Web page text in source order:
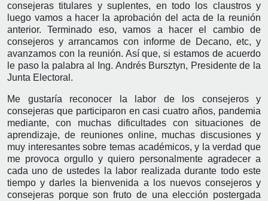
consejeras titulares y suplentes, en todo los claustros y
luego vamos a hacer la aprobación del acta de la reunión
anterior. Terminado eso, vamos a hacer el cambio de
consejeros y arrancamos con informe de Decano, etc, y
avanzamos con la reunión. Así que, si estamos de acuerdo
le paso la palabra al Ing. Andrés Bursztyn, Presidente de la
Junta Electoral.
Me gustaría reconocer la labor de los consejeros y
consejeras que participaron en casi cuatro años, pandemia
mediante, con muchas dificultades con situaciones de
aprendizaje, de reuniones online, muchas discusiones y
muy interesantes sobre temas académicos, y la verdad que
me provoca orgullo y quiero personalmente agradecer a
cada uno de ustedes la labor realizada durante todo este
tiempo y darles la bienvenida a los nuevos consejeros y
consejeras porque son fruto de una elección postergada